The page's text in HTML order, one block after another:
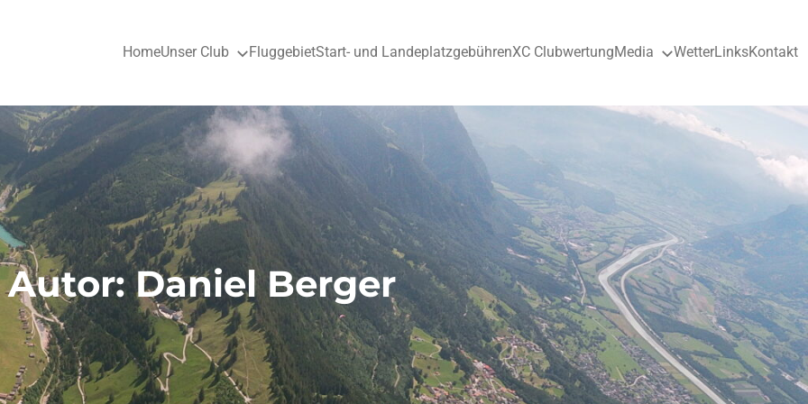
HomeUnser Club FluggebietStart- und LandeplatzgebührenXC ClubwertungMedia WetterLinksKontakt
Autor:Daniel Berger